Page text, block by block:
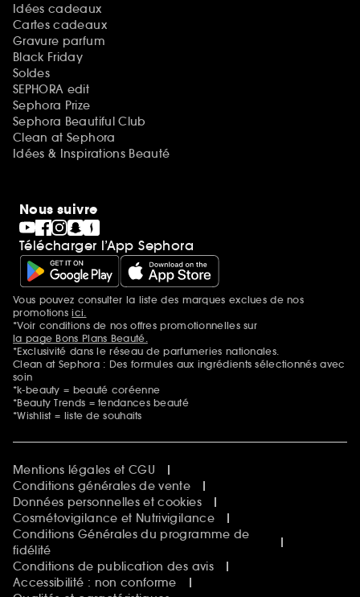
Idées cadeaux
Cartes cadeaux
Gravure parfum
Black Friday
Soldes
SEPHORA edit
Sephora Prize
Sephora Beautiful Club
Clean at Sephora
Idées & Inspirations Beauté
Nous suivre
Télécharger l’App Sephora
Mentions additionnelles
Vous pouvez consulter la liste des marques exclues de nos
promotionsici.
*Voir conditions de nos offres promotionnelles sur
la page Bons Plans Beauté.
*Exclusivité dans le réseau de parfumeries nationales.
Clean at Sephora : Des formules aux ingrédients sélectionnés avec
soin
*k-beauty = beauté coréenne
*Beauty Trends = tendances beauté
*Wishlist = liste de souhaits
Mentions légales et CGU
Conditions générales de vente
Données personnelles et cookies
Cosmétovigilance et Nutrivigilance
Conditions Générales du programme de
fidélité
Conditions de publication des avis
Accessibilité : non conforme